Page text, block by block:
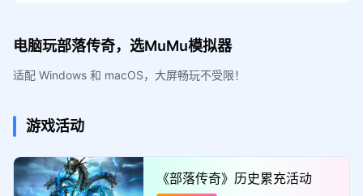
电脑玩部落传奇，选MuMu模拟器
适配 Windows 和 macOS，大屏畅玩不受限！
游戏活动
《部落传奇》历史累充活动